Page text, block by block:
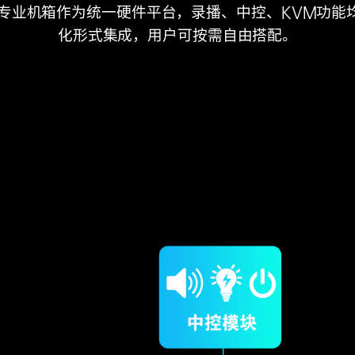
业机箱作为统一硬件平台，录播、中控、KVM功能
化形式集成，用户可按需自由搭配。